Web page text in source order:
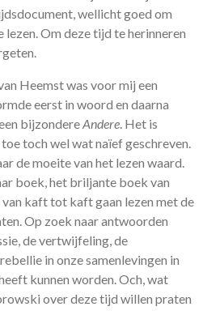
wellicht goed om
Om deze tijd te herinneren
Heemst was voor mij een
eerst in woord en daarna
bijzondereAndere . Het is
toch wel wat naïef geschreven.
de moeite van het lezen waard.
boek, het briljante boek van
kaft tot kaft gaan lezen met de
Op zoek naar antwoorden
de vertwijfeling, de
in onze samenlevingen in
kunnen worden. Och, wat
over deze tijd willen praten